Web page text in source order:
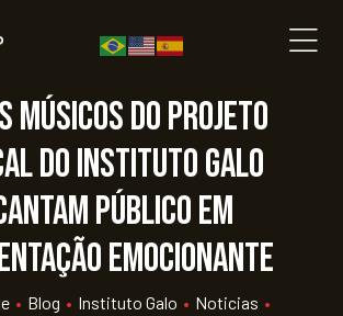
músicos do Projeto
do Instituto Galo
público em
emocionante
• Blog • Instituto Galo • Noticias •